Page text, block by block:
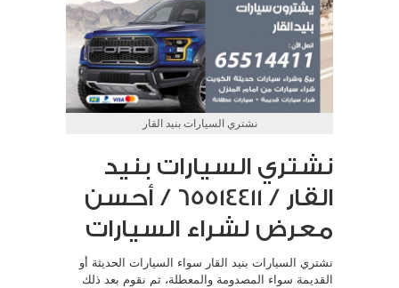
نشتري السيارات بنيد القار
نشتري السيارات بنيد
القار / 65514411 / أحسن
معرض لشراء السيارات
نشتري السيارات بنيد القار سواء السيارات الحديثة أو
القديمة سواء المصدومة والمعطلة، ثم نقوم بعد ذلك